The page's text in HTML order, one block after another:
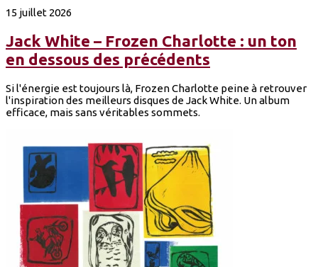
15 juillet 2026
Jack White – Frozen Charlotte : un ton
en dessous des précédents
Si l'énergie est toujours là, Frozen Charlotte peine à retrouver
l'inspiration des meilleurs disques de Jack White. Un album
efficace, mais sans véritables sommets.